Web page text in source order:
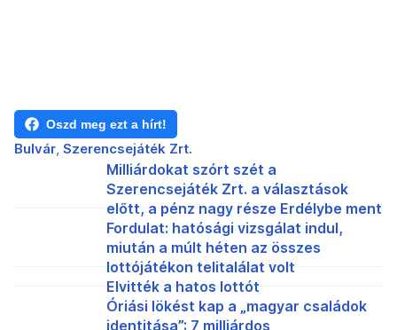
Oszd meg ezt a hírt!
Bulvár Szerencsejáték Zrt.
Milliárdokat szórt szét a
Szerencsejáték Zrt. a választások
előtt, a pénz nagy része Erdélybe ment
Fordulat: hatósági vizsgálat indul,
miután a múlt héten az összes
lottójátékon telitalálat volt
Elvitték a hatos lottót
Óriási lökést kap a „magyar családok
identitása”: 7 milliárdos